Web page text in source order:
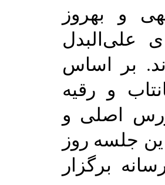
و بهروز
علی‌البدل
بر اساس
جهانتاب و رقیه
اصلی و
جلسه روز
برگزار